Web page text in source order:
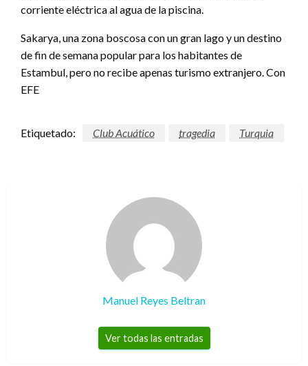
corriente eléctrica al agua de la piscina.
Sakarya, una zona boscosa con un gran lago y un destino
de fin de semana popular para los habitantes de
Estambul, pero no recibe apenas turismo extranjero. Con
EFE
Etiquetado: Club Acuático tragedia Turquia
Manuel Reyes Beltran
Ver todas las entradas